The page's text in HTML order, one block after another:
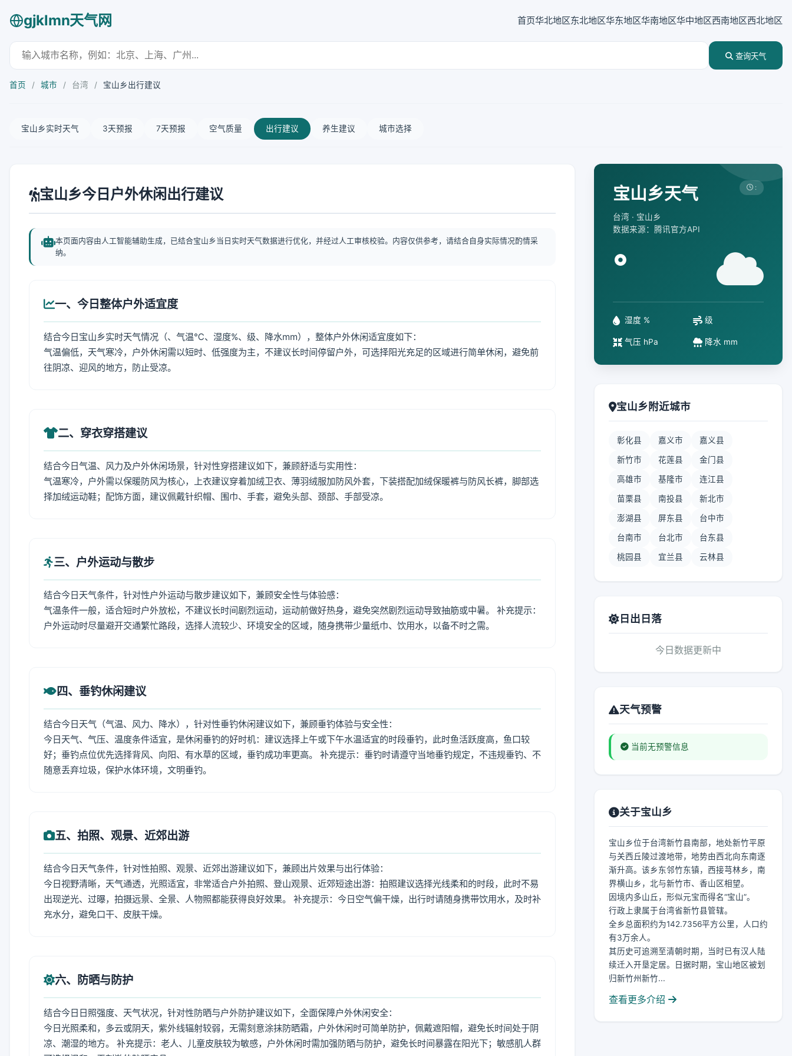
gjklmn天气网 首页华北地区东北地区华东地区华南地区华中地区西南地区西北地区
查询天气
首页 / 城市 / 台湾 / 宝山乡出行建议
宝山乡实时天气 3天预报 7天预报 空气质量 出行建议 养生建议 城市选择
宝山乡今日户外休闲出行建议
本页面内容由人工智能辅助生成，已结合宝山乡当日实时天气数据进行优化，并经过人工审核校验。内容仅供参考，请结合自身实际情况酌情采
纳。
一、今日整体户外适宜度
结合今日宝山乡实时天气情况（、气温℃、湿度%、级、降水mm），整体户外休闲适宜度如下：
气温偏低，天气寒冷，户外休闲需以短时、低强度为主，不建议长时间停留户外，可选择阳光充足的区域进行简单休闲，避免前
往阴凉、迎风的地方，防止受凉。
二、穿衣穿搭建议
结合今日气温、风力及户外休闲场景，针对性穿搭建议如下，兼顾舒适与实用性：
气温寒冷，户外需以保暖防风为核心，上衣建议穿着加绒卫衣、薄羽绒服加防风外套，下装搭配加绒保暖裤与防风长裤，脚部选
择加绒运动鞋；配饰方面，建议佩戴针织帽、围巾、手套，避免头部、颈部、手部受凉。
三、户外运动与散步
结合今日天气条件，针对性户外运动与散步建议如下，兼顾安全性与体验感：
气温条件一般，适合短时户外放松，不建议长时间剧烈运动，运动前做好热身，避免突然剧烈运动导致抽筋或中暑。 补充提示：
户外运动时尽量避开交通繁忙路段，选择人流较少、环境安全的区域，随身携带少量纸巾、饮用水，以备不时之需。
四、垂钓休闲建议
结合今日天气（气温、风力、降水），针对性垂钓休闲建议如下，兼顾垂钓体验与安全性：
今日天气、气压、温度条件适宜，是休闲垂钓的好时机：建议选择上午或下午水温适宜的时段垂钓，此时鱼活跃度高，鱼口较
好；垂钓点位优先选择背风、向阳、有水草的区域，垂钓成功率更高。 补充提示：垂钓时请遵守当地垂钓规定，不违规垂钓、不
随意丢弃垃圾，保护水体环境，文明垂钓。
五、拍照、观景、近郊出游
结合今日天气条件，针对性拍照、观景、近郊出游建议如下，兼顾出片效果与出行体验：
今日视野清晰，天气通透，光照适宜，非常适合户外拍照、登山观景、近郊短途出游：拍照建议选择光线柔和的时段，此时不易
出现逆光、过曝，拍摄远景、全景、人物照都能获得良好效果。 补充提示：今日空气偏干燥，出行时请随身携带饮用水，及时补
充水分，避免口干、皮肤干燥。
六、防晒与防护
结合今日日照强度、天气状况，针对性防晒与户外防护建议如下，全面保障户外休闲安全：
今日光照柔和，多云或阴天，紫外线辐射较弱，无需刻意涂抹防晒霜，户外休闲时可简单防护，佩戴遮阳帽，避免长时间处于阴
凉、潮湿的地方。 补充提示：老人、儿童皮肤较为敏感，户外休闲时需加强防晒与防护，避免长时间暴露在阳光下；敏感肌人群
宝山乡天气
台湾 · 宝山乡
数据来源：腾讯官方API
:
°
湿度 % 级
气压 hPa 降水 mm
宝山乡附近城市
彰化县 嘉义市 嘉义县
新竹市 花莲县 金门县
高雄市 基隆市 连江县
苗栗县 南投县 新北市
澎湖县 屏东县 台中市
台南市 台北市 台东县
桃园县 宜兰县 云林县
日出日落
今日数据更新中
天气预警
当前无预警信息
关于宝山乡
宝山乡位于台湾新竹县南部，地处新竹平原
与关西丘陵过渡地带，地势由西北向东南逐
渐升高。该乡东邻竹东镇，西接芎林乡，南
界横山乡，北与新竹市、香山区相望。
因境内多山丘，形似元宝而得名“宝山”。
行政上隶属于台湾省新竹县管辖。
全乡总面积约为142.7356平方公里，人口约
有3万余人。
其历史可追溯至清朝时期，当时已有汉人陆
续迁入开垦定居。日据时期，宝山地区被划
归新竹州新竹...
查看更多介绍